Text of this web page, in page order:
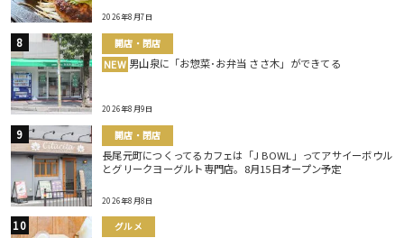
2026年8月7日
開店・閉店
NEW 男山泉に「お惣菜･お弁当 ささ木」ができてる
2026年8月9日
開店・閉店
長尾元町につくってるカフェは「J BOWL」ってアサイーボウル
とグリークヨーグルト専門店。8月15日オープン予定
2026年8月8日
グルメ